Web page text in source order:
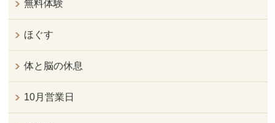
無料体験
ほぐす
体と脳の休息
10月営業日